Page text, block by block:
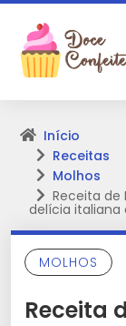
Início
Receitas
Molhos
Receita de
delícia italiana
MOLHOS
Receita